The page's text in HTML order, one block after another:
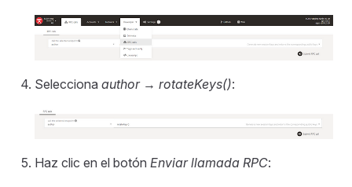
Selecciona author→ rotateKeys():
Haz clic en el botón Enviar llamada RPC: